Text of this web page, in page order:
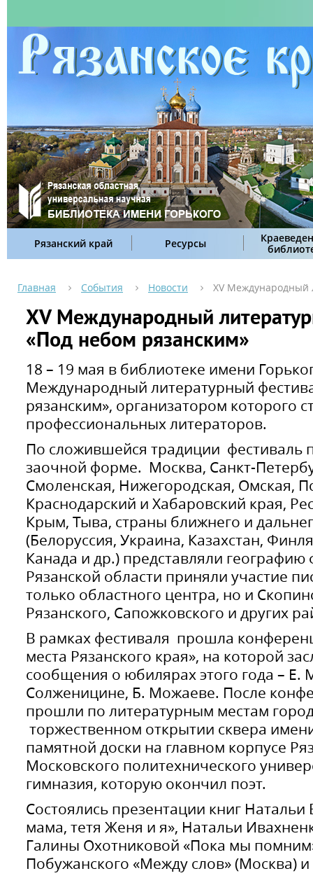
Рязанский край Ресурсы
Главная События Новости ХV Международный
ХV Международный
«Под небом рязанским»
18 – 19 мая в библиотеке имени
Международный литературный
рязанским», организатором которого
профессиональных литераторов.
По сложившейся традиции фестиваль
заочной форме. Москва, Санкт-
Смоленская, Нижегородская, Омская,
Краснодарский и Хабаровский края,
Крым, Тыва, страны ближнего и
(Белоруссия, Украина, Казахстан,
Канада и др.) представляли географию
Рязанской области приняли участие
только областного центра, но и
Рязанского, Сапожковского и других
В рамках фестиваля прошла
места Рязанского края», на которой
сообщения о юбилярах этого года – Е.
Солженицине, Б. Можаеве. После
прошли по литературным местам
торжественном открытии сквера
памятной доски на главном корпусе
Московского политехнического
гимназия, которую окончил поэт.
Состоялись презентации книг
мама, тетя Женя и я», Натальи
Галины Охотниковой «Пока мы
Побужанского «Между слов» (Москва)